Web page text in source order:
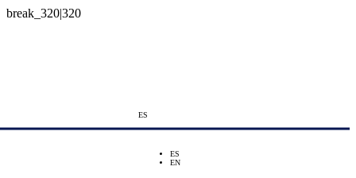
ES
ES
EN